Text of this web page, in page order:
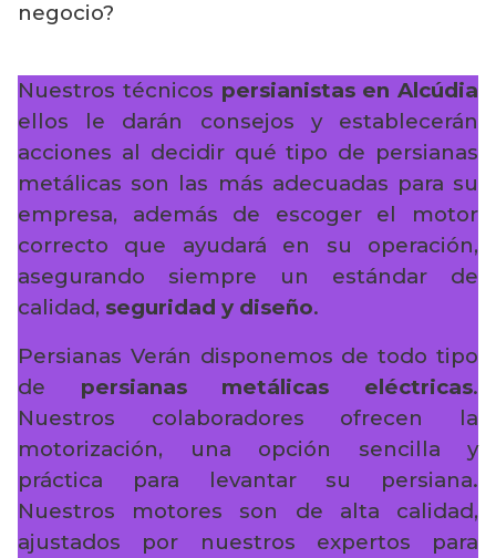
negocio?
Nuestros técnicos persianistas en Alcúdia
ellos le darán consejos y establecerán
acciones al decidir qué tipo de persianas
metálicas son las más adecuadas para su
empresa, además de escoger el motor
correcto que ayudará en su operación,
asegurando siempre un estándar de
calidad, seguridad y diseño.
Persianas Verán disponemos de todo tipo
de persianas metálicas eléctricas.
Nuestros colaboradores ofrecen la
motorización, una opción sencilla y
práctica para levantar su persiana.
Nuestros motores son de alta calidad,
ajustados por nuestros expertos para